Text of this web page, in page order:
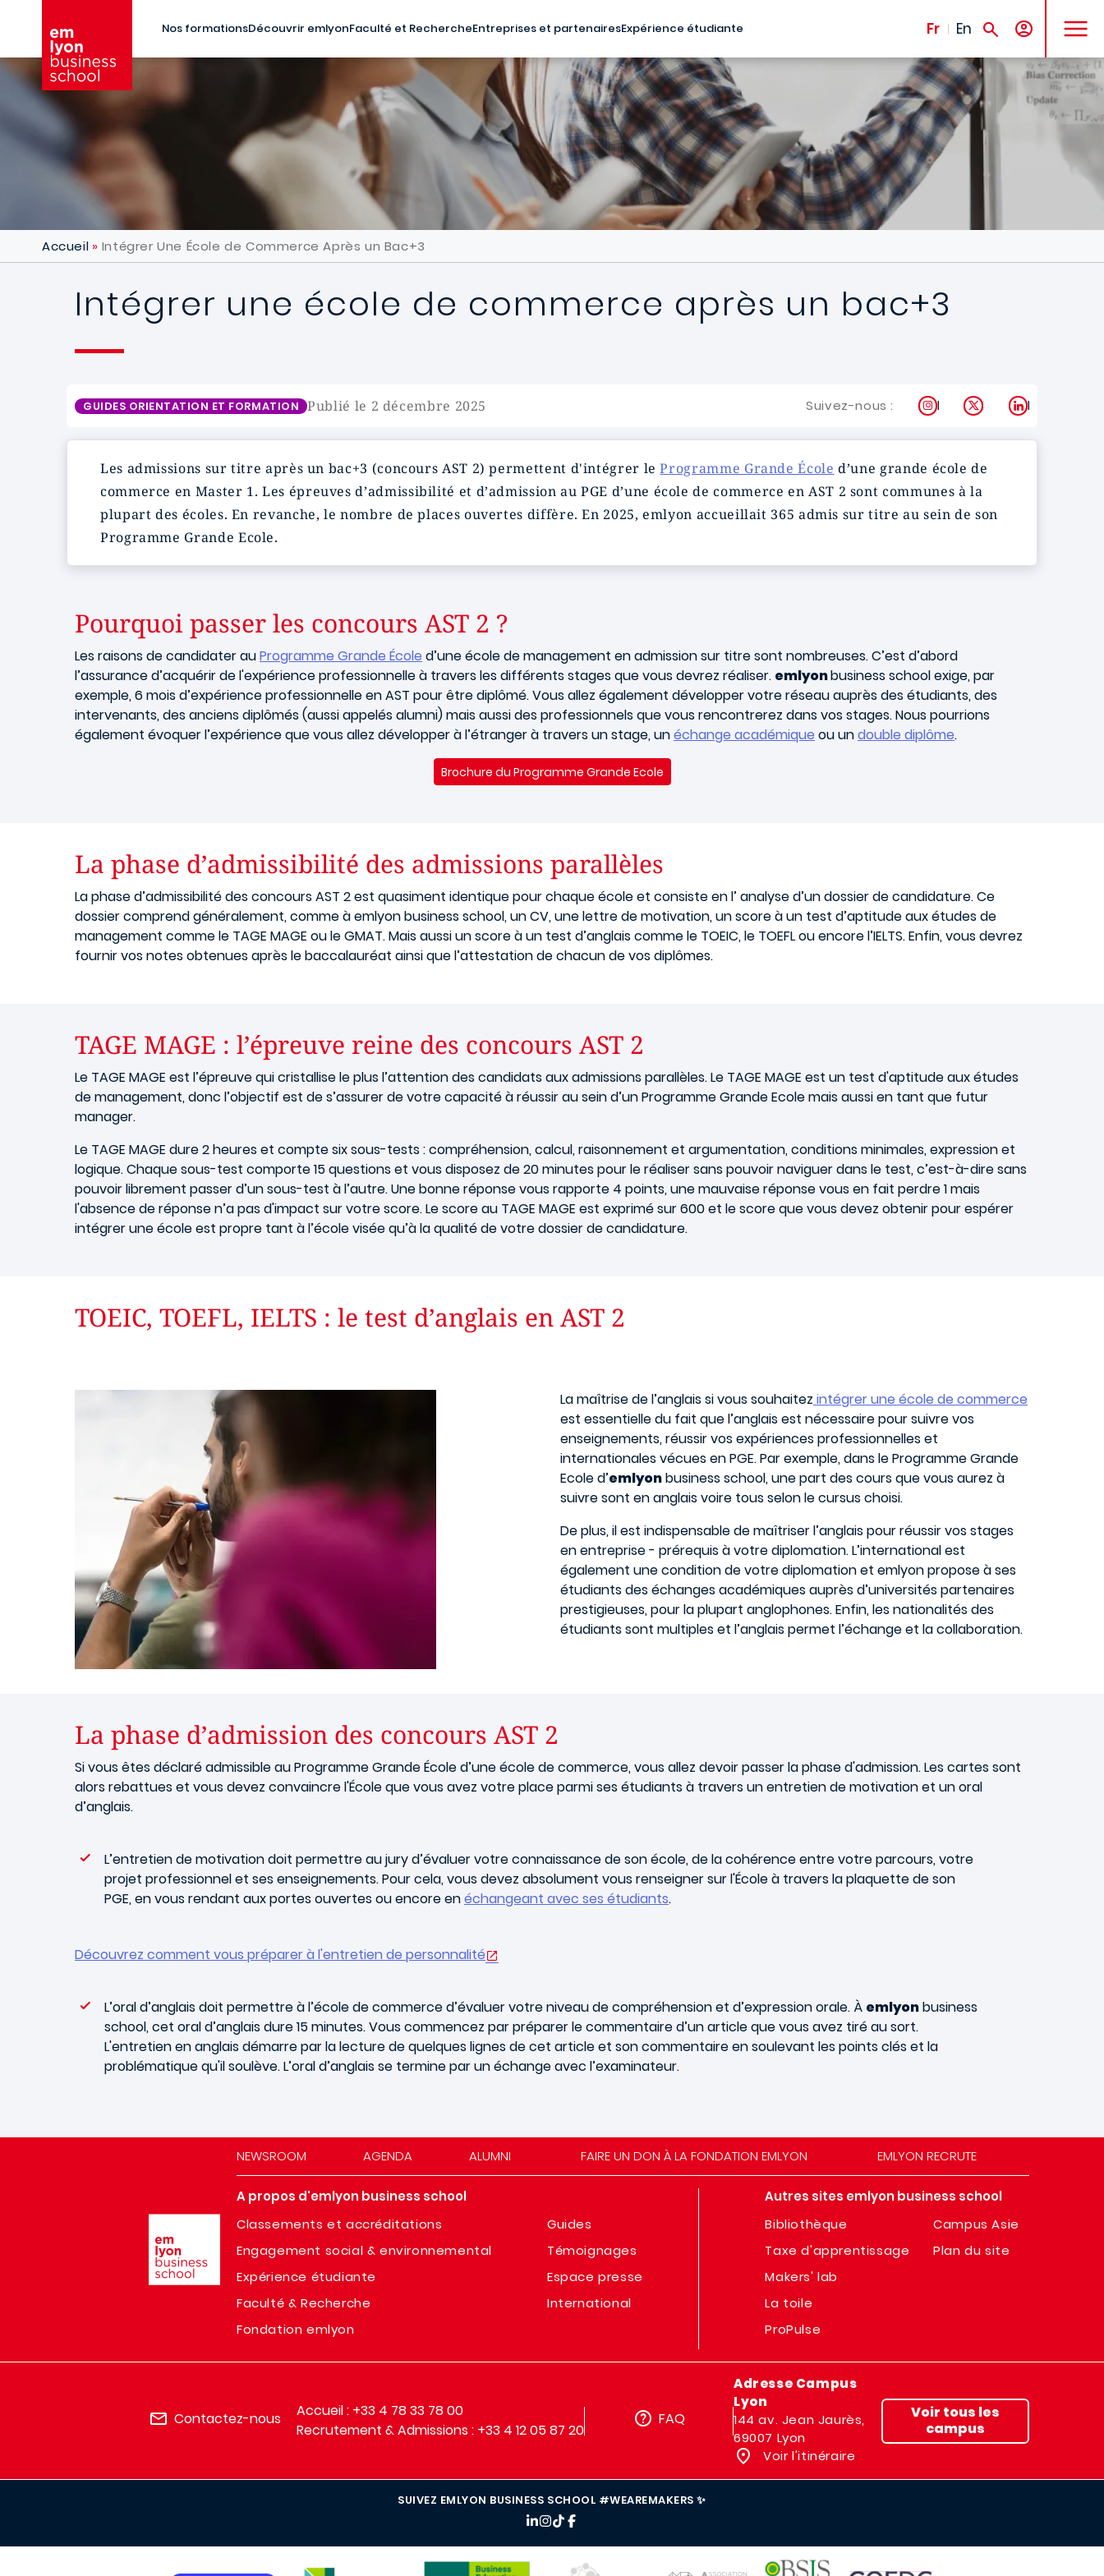
Nos formationsDécouvrir emlyonFaculté et RechercheEntreprises et partenairesExpérience étudiante Fr En
MENU
Accueil Intégrer Une École de Commerce Après un Bac+3
Intégrer une école de commerce après un bac+3
GUIDES ORIENTATION ET FORMATION Publié le 2 décembre 2025 Suivez-nous : Instagram
X LinkedIn
Les admissions sur titre après un bac+3 (concours AST 2) permettent d'intégrer leProgramme Grande École d’une grande école de
commerce en Master 1. Les épreuves d’admissibilité et d’admission au PGE d’une école de commerce en AST 2 sont communes à la
plupart des écoles. En revanche, le nombre de places ouvertes diffère. En 2025, emlyon accueillait 365 admis sur titre au sein de son
Programme Grande Ecole.
Pourquoi passer les concours AST 2 ?
Les raisons de candidater auProgramme Grande École d’une école de management en admission sur titre sont nombreuses. C’est d’abord
l’assurance d’acquérir de l'expérience professionnelle à travers les différents stages que vous devrez réaliser. emlyonbusiness school exige, par
exemple, 6 mois d’expérience professionnelle en AST pour être diplômé. Vous allez également développer votre réseau auprès des étudiants, des
intervenants, des anciens diplômés (aussi appelés alumni) mais aussi des professionnels que vous rencontrerez dans vos stages. Nous pourrions
également évoquer l’expérience que vous allez développer à l’étranger à travers un stage, unéchange académique ou undouble diplôme.
Brochure du Programme Grande Ecole
La phase d’admissibilité des admissions parallèles
La phase d’admissibilité des concours AST 2 est quasiment identique pour chaque école et consiste en l’ analyse d’un dossier de candidature. Ce
dossier comprend généralement, comme à emlyon business school, un CV, une lettre de motivation, un score à un test d’aptitude aux études de
management comme le TAGE MAGE ou le GMAT. Mais aussi un score à un test d’anglais comme le TOEIC, le TOEFL ou encore l’IELTS. Enfin, vous devrez
fournir vos notes obtenues après le baccalauréat ainsi que l’attestation de chacun de vos diplômes.
TAGE MAGE : l’épreuve reine des concours AST 2
Le TAGE MAGE est l’épreuve qui cristallise le plus l’attention des candidats aux admissions parallèles. Le TAGE MAGE est un test d'aptitude aux études
de management, donc l’objectif est de s’assurer de votre capacité à réussir au sein d’un Programme Grande Ecole mais aussi en tant que futur
manager.
Le TAGE MAGE dure 2 heures et compte six sous-tests : compréhension, calcul, raisonnement et argumentation, conditions minimales, expression et
logique. Chaque sous-test comporte 15 questions et vous disposez de 20 minutes pour le réaliser sans pouvoir naviguer dans le test, c’est-à-dire sans
pouvoir librement passer d’un sous-test à l’autre. Une bonne réponse vous rapporte 4 points, une mauvaise réponse vous en fait perdre 1 mais
l'absence de réponse n’a pas d'impact sur votre score. Le score au TAGE MAGE est exprimé sur 600 et le score que vous devez obtenir pour espérer
intégrer une école est propre tant à l’école visée qu’à la qualité de votre dossier de candidature.
TOEIC, TOEFL, IELTS : le test d’anglais en AST 2
La maîtrise de l’anglais si vous souhaitez intégrer une école de commerce
est essentielle du fait que l’anglais est nécessaire pour suivre vos
enseignements, réussir vos expériences professionnelles et
internationales vécues en PGE. Par exemple, dans le Programme Grande
Ecole d’emlyonbusiness school, une part des cours que vous aurez à
suivre sont en anglais voire tous selon le cursus choisi.
De plus, il est indispensable de maîtriser l’anglais pour réussir vos stages
en entreprise - prérequis à votre diplomation. L’international est
également une condition de votre diplomation et emlyon propose à ses
étudiants des échanges académiques auprès d’universités partenaires
prestigieuses, pour la plupart anglophones. Enfin, les nationalités des
étudiants sont multiples et l’anglais permet l’échange et la collaboration.
La phase d’admission des concours AST 2
Si vous êtes déclaré admissible au Programme Grande École d’une école de commerce, vous allez devoir passer la phase d'admission. Les cartes sont
alors rebattues et vous devez convaincre l'École que vous avez votre place parmi ses étudiants à travers un entretien de motivation et un oral
d’anglais.
L’entretien de motivation doit permettre au jury d’évaluer votre connaissance de son école, de la cohérence entre votre parcours, votre
projet professionnel et ses enseignements. Pour cela, vous devez absolument vous renseigner sur l'École à travers la plaquette de son
PGE, en vous rendant aux portes ouvertes ou encore enéchangeant avec ses étudiants.
Découvrez comment vous préparer à l'entretien de personnalité
L’oral d’anglais doit permettre à l’école de commerce d’évaluer votre niveau de compréhension et d’expression orale. À emlyonbusiness
school, cet oral d’anglais dure 15 minutes. Vous commencez par préparer le commentaire d’un article que vous avez tiré au sort.
L'entretien en anglais démarre par la lecture de quelques lignes de cet article et son commentaire en soulevant les points clés et la
problématique qu'il soulève. L’oral d’anglais se termine par un échange avec l’examinateur.
NEWSROOM AGENDA ALUMNI FAIRE UN DON À LA FONDATION EMLYON EMLYON RECRUTE
A propos d'emlyon business school
Classements et accréditations
Engagement social & environnemental
Expérience étudiante
Faculté & Recherche
Fondation emlyon
Guides
Témoignages
Espace presse
International
Autres sites emlyon business school
Bibliothèque
Taxe d'apprentissage
Makers' lab
La toile
ProPulse
Campus Asie
Plan du site
Contactez-nous
Accueil : +33 4 78 33 78 00
Recrutement & Admissions : +33 4 12 05 87 20
FAQ
Adresse Campus
Lyon
144 av. Jean Jaurès,
69007 Lyon
Voir l'itinéraire
Voir tous les
campus
SUIVEZ EMLYON BUSINESS SCHOOL #WEAREMAKERS ✨
IMAGE